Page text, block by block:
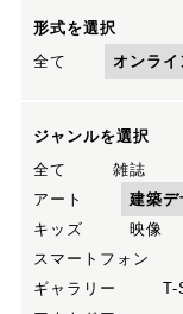
形式を選択
全て
オンライ
ジャンルを選択
全て
雑誌
アート
建築デ
キッズ
映像
スマートフォン
ギャラリー
T-